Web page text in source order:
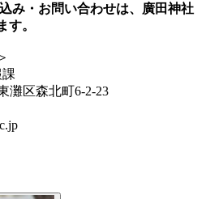
み・お問い合わせは、廣田神社
す。
灘区森北町6-2-23